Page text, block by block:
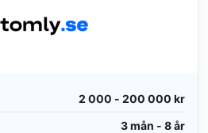
2 000 - 200 000 kr
3 mån - 8 år